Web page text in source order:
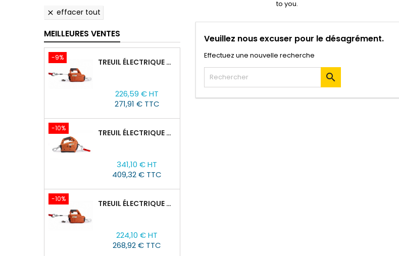
 effacer tout
MEILLEURES VENTES
-9% TREUIL ÉLECTRIQUE PORTABLE AVEC TÉLÉCOMMANDE TOR SQ-02-450KG/4.6M
base
226,59 € HT
271,91 € TTC
-10% TREUIL ÉLECTRIQUE PORTABLE À BATTERIE TOR SQ-05-450KG/4.6M
base
341,10 € HT
409,32 € TTC
-10% TREUIL ÉLECTRIQUE PORTABLE AVEC TÉLÉCOMMANDE TOR SQ-04-250KG/8M
base
224,10 € HT
268,92 € TTC
to you.
Veuillez nous excuser pour le désagrément.
Effectuez une nouvelle recherche
